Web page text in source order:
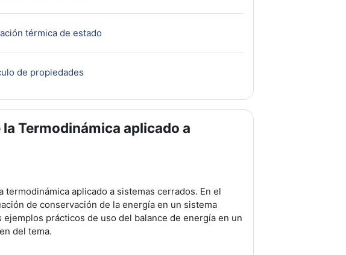
térmica de estadoURL
de propiedadesURL
Termodinámica aplicado a
aplicado a sistemas cerrados. En el
de conservación de la energía en un sistema
prácticos de uso del balance de energía en un
del tema.